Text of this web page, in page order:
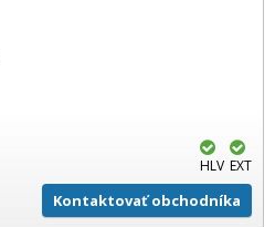
HLV EXT
Kontaktovať obchodníka